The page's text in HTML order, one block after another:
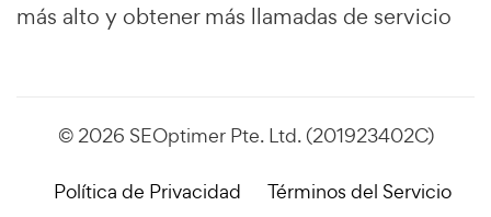
más alto y obtener más llamadas de servicio
© 2026 SEOptimer Pte. Ltd. (201923402C)
Política de Privacidad Términos del Servicio